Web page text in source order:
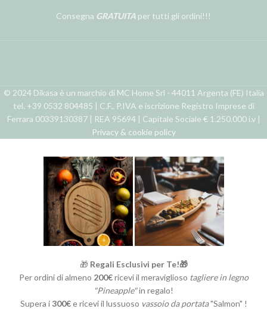
Consegna GRATUITA per tutti gli ordini!!!
© 2024 Dikasa è un marchio di MC Home Srl - 44011 Argenta (FE) Italia
tel. +39 0532 804485 | C.F., P.IVA e iscrizione Registro Imprese di
Ferrara 00339130387 | REA 95694 | Capitale Sociale € 1.250.000 i.v |
Privacy & cookie policy
🎁 Regali Esclusivi per Te!🎁
Per ordini di almeno 200€ricevi il meraviglioso tagliere in legno
"Pineapple"in regalo!
Supera i300€e ricevi il lussuoso vassoio da portata"Salmon" !